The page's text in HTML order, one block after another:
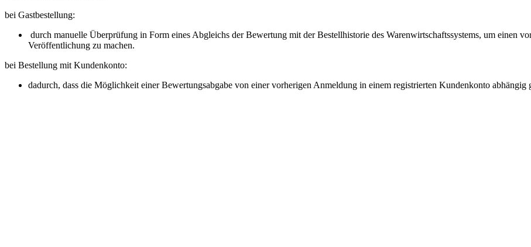
bei Gastbestellung:
durch manuelle Überprüfung in Form eines Abgleichs der Bewertung mit der Bestellhistorie des Warenwirtschaftssystems, um einen
Veröffentlichung zu machen.
bei Bestellung mit Kundenkonto:
dadurch, dass die Möglichkeit einer Bewertungsabgabe von einer vorherigen Anmeldung in einem registrierten Kundenkonto